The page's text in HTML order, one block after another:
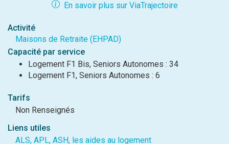
En savoir plus sur ViaTrajectoire
Activité
Maisons de Retraite (EHPAD)
Capacité par service
Logement F1 Bis, Seniors Autonomes : 34
Logement F1, Seniors Autonomes : 6
Tarifs
Non Renseignés
Liens utiles
ALS, APL, ASH, les aides au logement